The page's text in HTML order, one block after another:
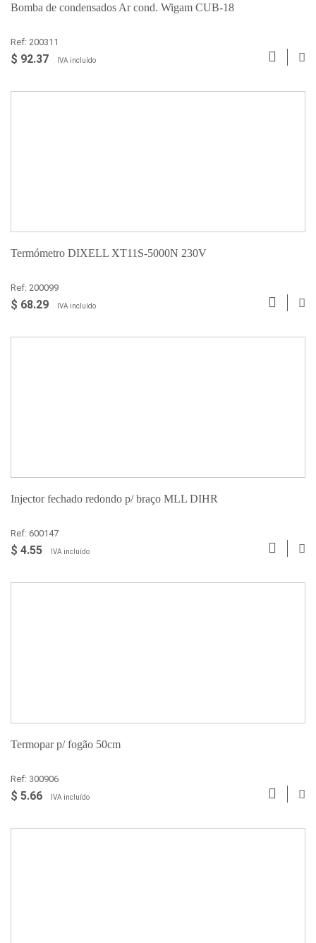
Bomba de condensados Ar cond. Wigam CUB-18
Ref: 200311
$ 92.37 IVA incluído
Termómetro DIXELL XT11S-5000N 230V
Ref: 200099
$ 68.29 IVA incluído
Injector fechado redondo p/ braço MLL DIHR
Ref: 600147
$ 4.55 IVA incluído
Termopar p/ fogão 50cm
Ref: 300906
$ 5.66 IVA incluído